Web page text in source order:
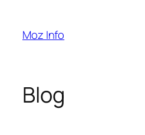
Moz Info
Blog